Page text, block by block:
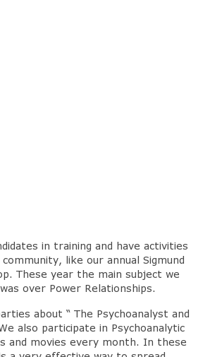
in training and have activities
like our annual Sigmund
These year the main subject we
over Power Relationships.
about “ The Psychoanalyst and
also participate in Psychoanalytic
and movies every month. In these